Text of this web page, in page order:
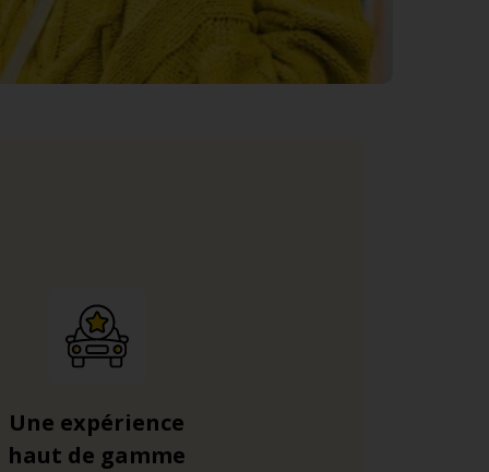
Une expérience
haut de gamme